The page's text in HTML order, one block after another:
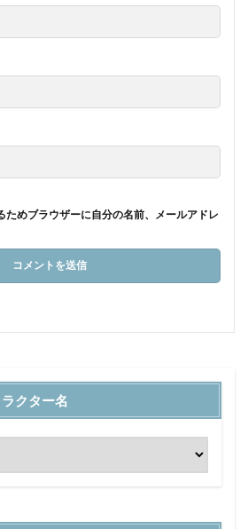
ためブラウザーに自分の名前、メールアドレ
ャラクター名